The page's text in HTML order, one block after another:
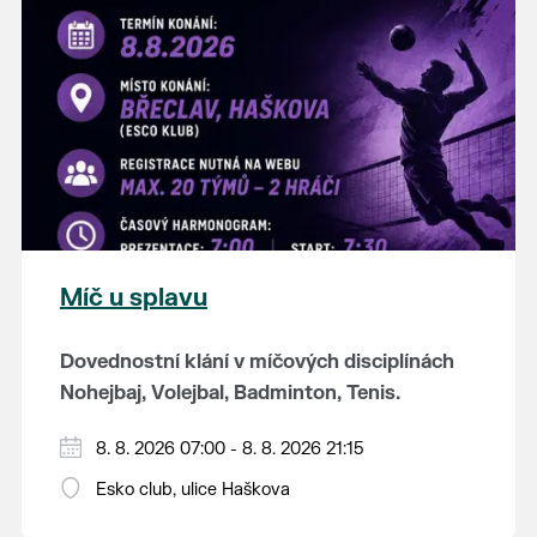
K tanci a poslechu bude hrát DH
Lanžhotčané.
Těšíme se na Vás!
Míč u splavu
Dovednostní klání v míčových disciplínách
Nohejbaj, Volejbal, Badminton, Tenis.
Zúčastnit se může max. 20 dvojčlenných
týmů - každý tým si zahraje min. 4 západy od
8. 8. 2026 07:00 - 8. 8. 2026 21:15
Esko club, ulice Haškova